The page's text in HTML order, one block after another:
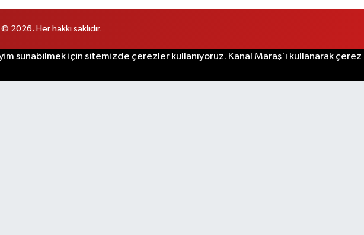
2026. Her hakkı saklıdır.
sunabilmek için sitemizde çerezler kullanıyoruz. Kanal Maraş'ı kullanarak çerez